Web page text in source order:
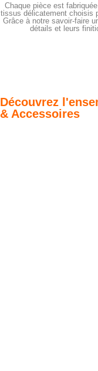
Chaque pièce est
tissus délicatement choisis
Grâce à notre savoir-faire
détails et leurs
Découvrez
& Accessoires